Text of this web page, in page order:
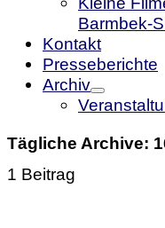
Barmbek-
Kontakt
Presseberichte
Archiv
Tägliche Archive:
1 Beitrag